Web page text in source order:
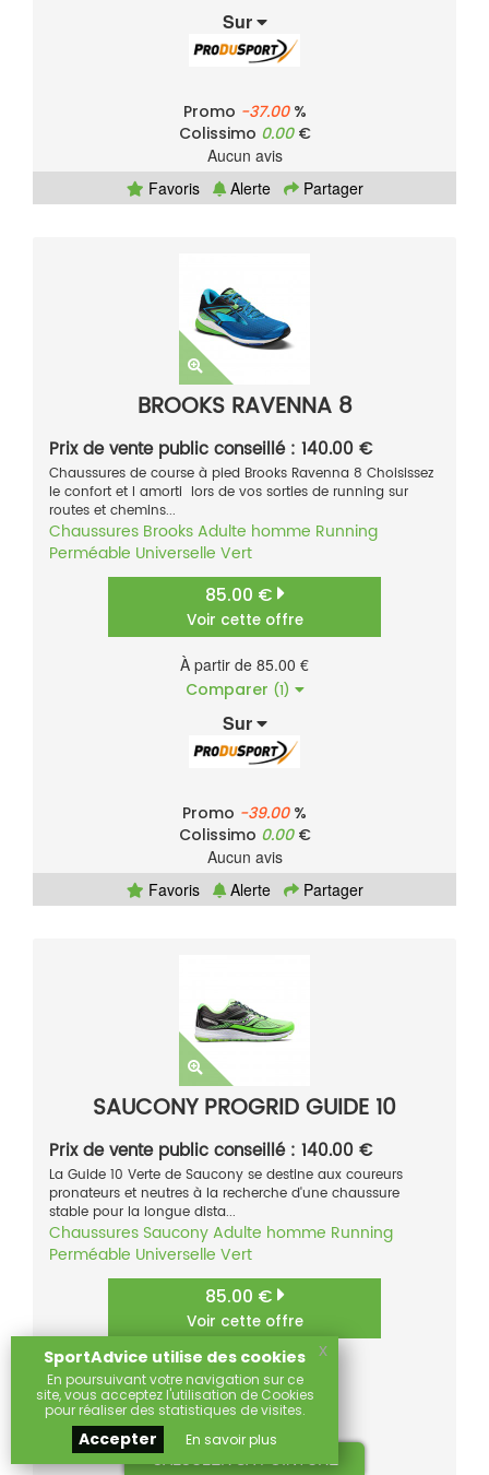
CALCULER SA POINTURE
Sur
Promo -37.00%
Colissimo 0.00€
Aucun avis
Favoris
Alerte Partager
BROOKS RAVENNA 8
Prix de vente public conseillé : 140.00 €
Chaussures de course à pied Brooks Ravenna 8 Choisissez
le confort et l amorti lors de vos sorties de running sur
routes et chemins...
Chaussures BrooksAdulte homme Running
Perméable Universelle Vert
85.00 €
Voir cette offre
À partir de 85.00 €
Comparer (1)
Sur
Promo -39.00%
Colissimo 0.00€
Aucun avis
Favoris
Alerte Partager
SAUCONY PROGRID GUIDE 10
Prix de vente public conseillé : 140.00 €
La Guide 10 Verte de Saucony se destine aux coureurs
pronateurs et neutres à la recherche d'une chaussure
stable pour la longue dista...
Chaussures SauconyAdulte homme Running
Perméable Universelle Vert
85.00 €
Voir cette offre
À partir de 85.00 €
Comparer(1)
SportAdvice utilise des cookies
En poursuivant votre navigation sur ce
site, vous acceptez l'utilisation de Cookies
pour réaliser des statistiques de visites.
Accepter En savoir plus
x